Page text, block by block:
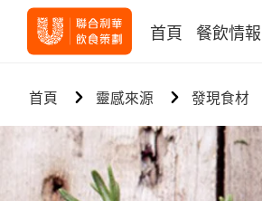
首頁 餐飲情報
首頁 靈感來源 發現食材